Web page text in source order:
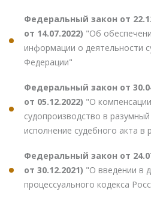
Федеральный закон от
от 14.07.2022) "Об
информации о деятельности
Федерации"
Федеральный закон от
от 05.12.2022) "О
судопроизводство в
исполнение судебного акта в
Федеральный закон от
от 30.12.2021) "О введении в
процессуального кодекса